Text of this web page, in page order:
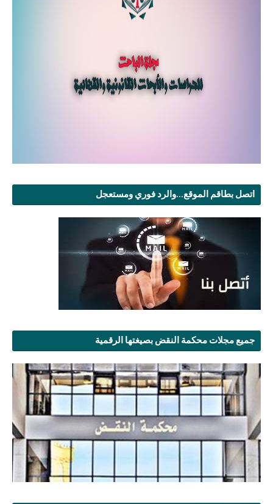
اتصل بطاقم الموقع...والرد فوري ومستعجل
جميع مجلات محكمة النقض بصيغتها الرقمية